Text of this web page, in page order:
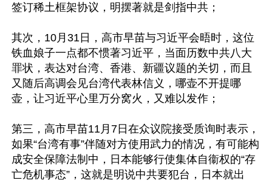
签订稀土框架协议，明摆著就是剑指中共；
其次，10月31日，高市早苗与习近平会晤时，这位
铁血娘子一点都不惯著习近平，当面历数中共八大
罪状，表达对台湾、香港、新疆议题的关切，而且
又随后高调会见台湾代表林信义，哪壶不开提哪
壶，让习近平心里万分窝火，又难以发作；
第三，高市早苗11月7日在众议院接受质询时表示，
如果“台湾有事”伴随对方使用武力的情况，有可能构
成安全保障法制中，日本能够行使集体自衞权的“存
亡危机事态”，这就是明说中共要犯台，日本就出